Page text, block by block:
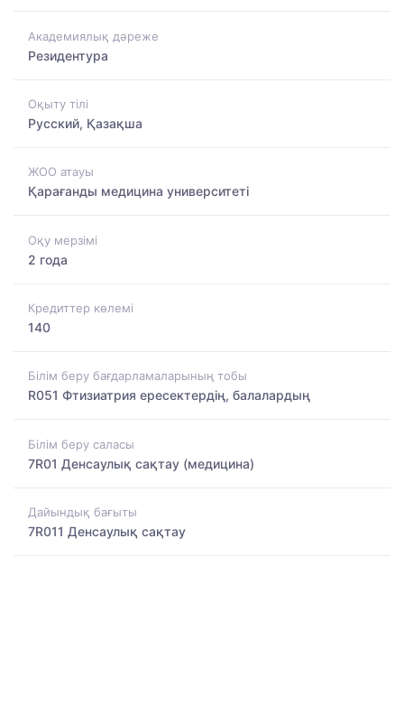
Академиялық дәреже
Резидентура
Оқыту тілі
Русский, Қазақша
ЖОО атауы
Қарағанды медицина университеті
Оқу мерзімі
2 года
Кредиттер көлемі
140
Білім беру бағдарламаларының тобы
R051 Фтизиатрия ересектердің, балалардың
Білім беру саласы
7R01 Денсаулық сақтау (медицина)
Дайындық бағыты
7R011 Денсаулық сақтау